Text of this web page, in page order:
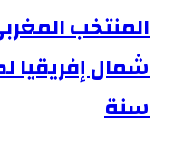
المنتخب
سنة